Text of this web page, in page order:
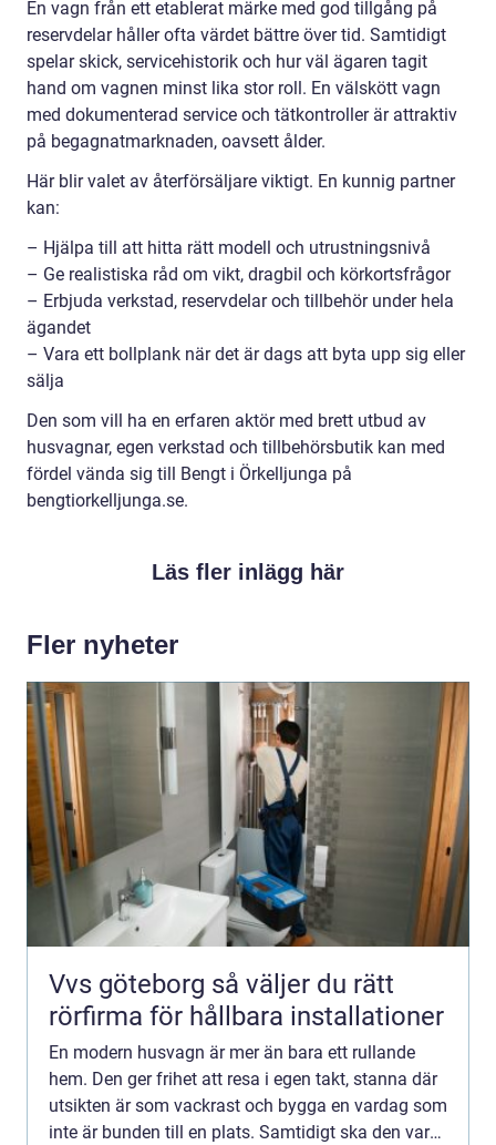
En vagn från ett etablerat märke med god tillgång på
reservdelar håller ofta värdet bättre över tid. Samtidigt
spelar skick, servicehistorik och hur väl ägaren tagit
hand om vagnen minst lika stor roll. En välskött vagn
med dokumenterad service och tätkontroller är attraktiv
på begagnatmarknaden, oavsett ålder.
Här blir valet av återförsäljare viktigt. En kunnig partner
kan:
– Hjälpa till att hitta rätt modell och utrustningsnivå
– Ge realistiska råd om vikt, dragbil och körkortsfrågor
– Erbjuda verkstad, reservdelar och tillbehör under hela
ägandet
– Vara ett bollplank när det är dags att byta upp sig eller
sälja
Den som vill ha en erfaren aktör med brett utbud av
husvagnar, egen verkstad och tillbehörsbutik kan med
fördel vända sig till Bengt i Örkelljunga på
bengtiorkelljunga.se.
Läs fler inlägg här
Fler nyheter
Vvs göteborg så väljer du rätt
rörfirma för hållbara installationer
En modern husvagn är mer än bara ett rullande
hem. Den ger frihet att resa i egen takt, stanna där
utsikten är som vackrast och bygga en vardag som
inte är bunden till en plats. Samtidigt ska den vara